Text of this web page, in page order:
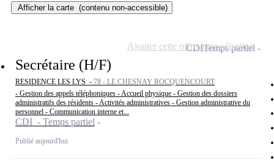
Afficher la carte (contenu non-accessible)
Secrétaire (H/F)
RESIDENCE LES LYS - 78 - LE CHESNAY ROCQUENCOURT
- Gestion des appels téléphoniques - Accueil physique - Gestion des dossiers
administratifs des résidents - Activités administratives - Gestion administrative du
personnel - Communication interne et...
CDI - Temps partiel
Publié aujourd'hui
CDITemps partiel
Ajouter cette offre à ma sélection